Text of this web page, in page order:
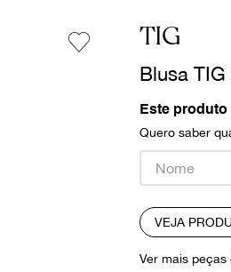
TIG
Blusa
Este
Quero saber
VEJA
Ver mais